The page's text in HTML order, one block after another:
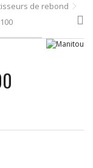
de rebond